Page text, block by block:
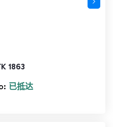
1863
已抵达